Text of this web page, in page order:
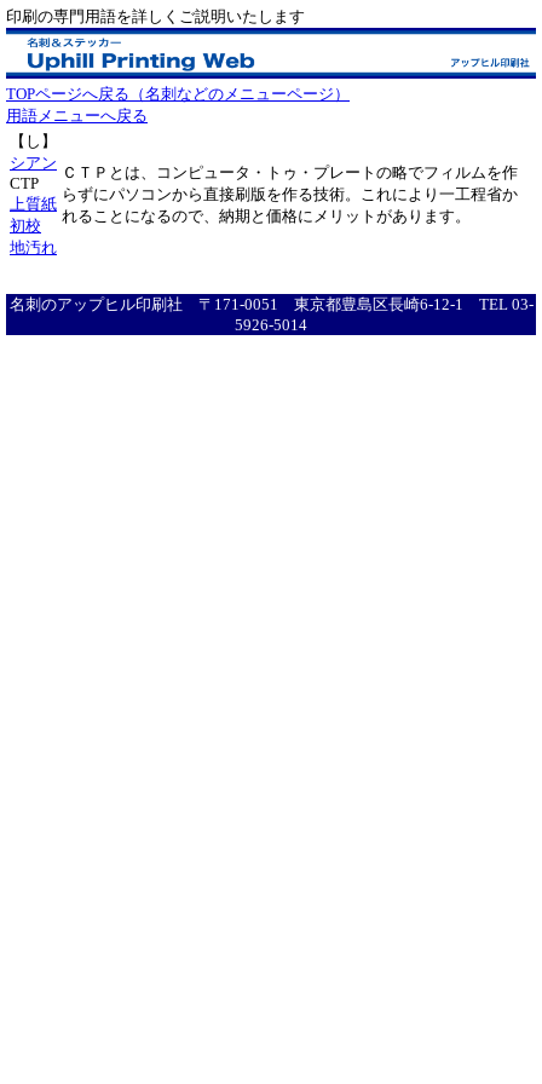
印刷の専門用語を詳しくご説明いたします
TOPページへ戻る（名刺などのメニューページ）
用語メニューへ戻る
【し】
シアン
CTP
上質紙
初校
地汚れ
ＣＴＰとは、コンピュータ・トゥ・プレートの略でフィルムを作
らずにパソコンから直接刷版を作る技術。これにより一工程省か
れることになるので、納期と価格にメリットがあります。
名刺のアップヒル印刷社 〒171-0051 東京都豊島区長崎6-12-1 TEL 03-
5926-5014